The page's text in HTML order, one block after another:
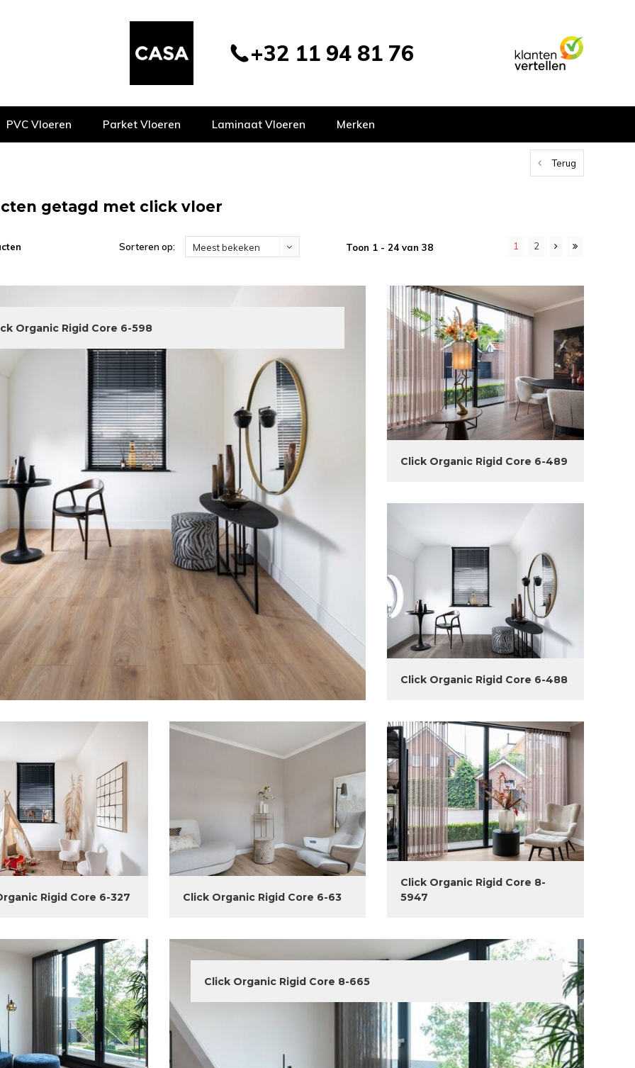
+32 11 94 81 76
PVC Vloeren Parket Vloeren Laminaat Vloeren Merken
Terug
getagd met click vloer
Sorteren op: Meest bekeken Toon 1 - 24 van 38 1 2
Organic Rigid Core 6-598
Click Organic Rigid Core 6-489
Click Organic Rigid Core 6-488
Rigid Core 6-327 Click Organic Rigid Core 6-63
Click Organic Rigid Core 8-
5947
Click Organic Rigid Core 8-665